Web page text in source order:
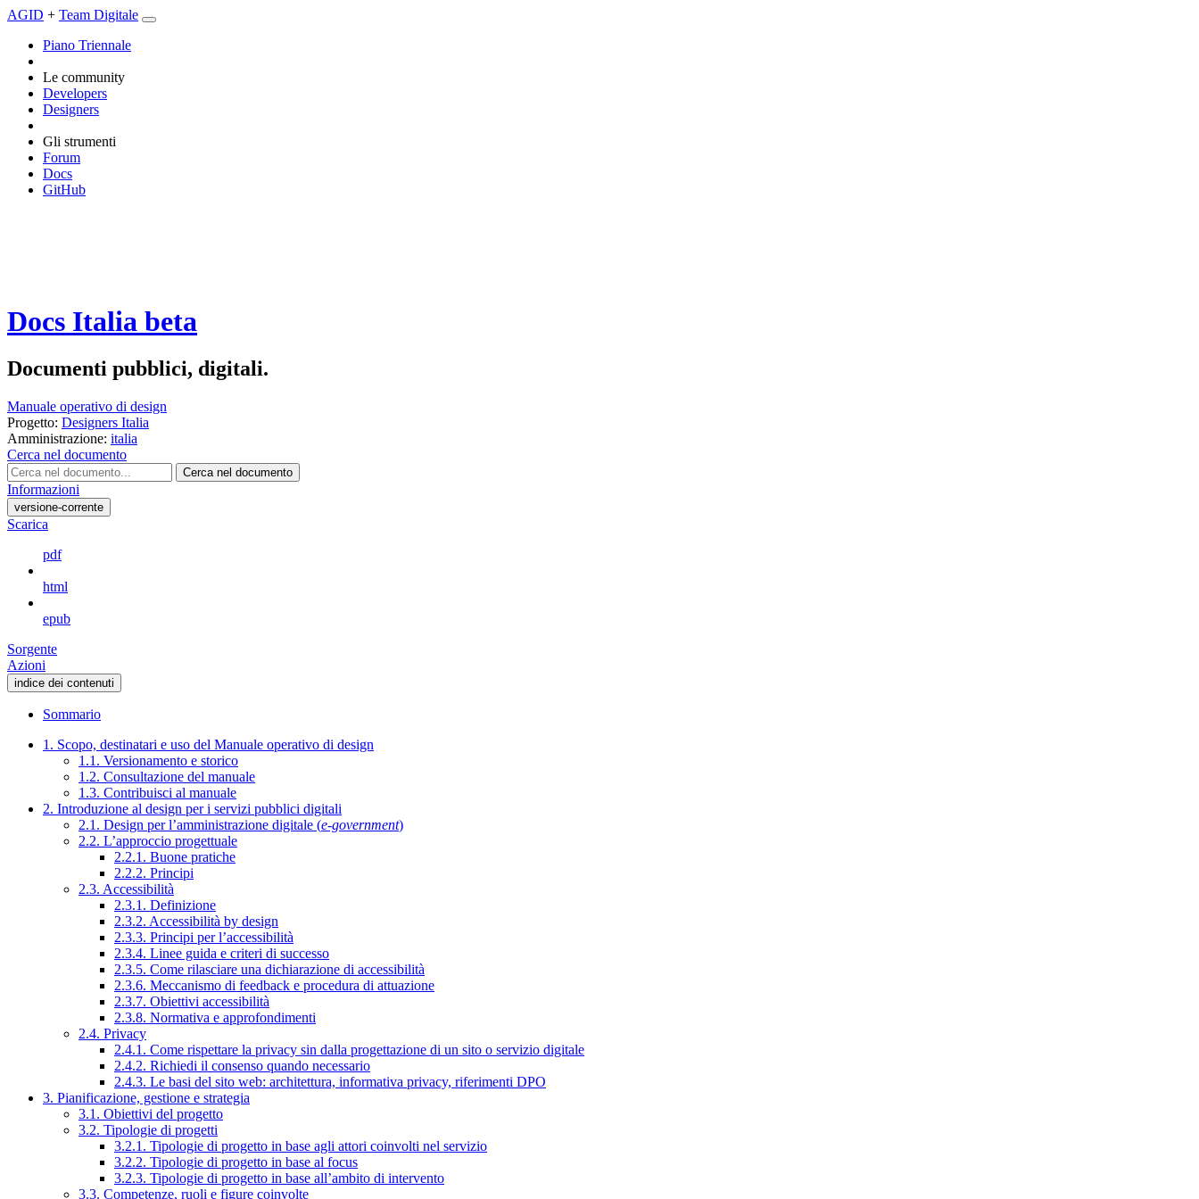
AGID + Team Digitale
Piano Triennale
Le community
Developers
Designers
Gli strumenti
Forum
Docs
GitHub
Docs Italia beta
Documenti pubblici, digitali.
Manuale operativo di design
Progetto: Designers Italia
Amministrazione: italia
Cerca nel documento
Cerca nel documento
Informazioni
versione-corrente
Scarica
pdf
html
epub
Sorgente
Azioni
indice dei contenuti
Sommario
1. Scopo, destinatari e uso del Manuale operativo di design
1.1. Versionamento e storico
1.2. Consultazione del manuale
1.3. Contribuisci al manuale
2. Introduzione al design per i servizi pubblici digitali
2.1. Design per l’amministrazione digitale (e-government)
2.2. L’approccio progettuale
2.2.1. Buone pratiche
2.2.2. Principi
2.3. Accessibilità
2.3.1. Definizione
2.3.2. Accessibilità by design
2.3.3. Principi per l’accessibilità
2.3.4. Linee guida e criteri di successo
2.3.5. Come rilasciare una dichiarazione di accessibilità
2.3.6. Meccanismo di feedback e procedura di attuazione
2.3.7. Obiettivi accessibilità
2.3.8. Normativa e approfondimenti
2.4. Privacy
2.4.1. Come rispettare la privacy sin dalla progettazione di un sito o servizio digitale
2.4.2. Richiedi il consenso quando necessario
2.4.3. Le basi del sito web: architettura, informativa privacy, riferimenti DPO
3. Pianificazione, gestione e strategia
3.1. Obiettivi del progetto
3.2. Tipologie di progetti
3.2.1. Tipologie di progetto in base agli attori coinvolti nel servizio
3.2.2. Tipologie di progetto in base al focus
3.2.3. Tipologie di progetto in base all’ambito di intervento
3.3. Competenze, ruoli e figure coinvolte